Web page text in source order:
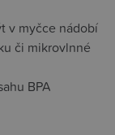
v myčce nádobí
či mikrovlnné
BPA